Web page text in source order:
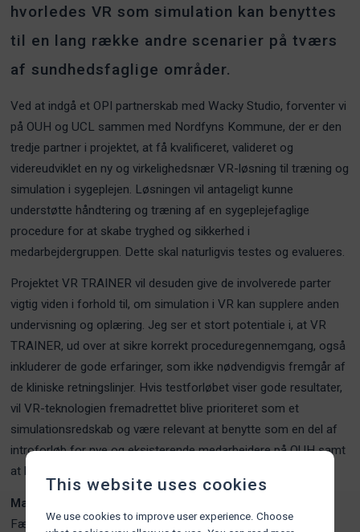
hvorledes VR som simulation kan benyttes
til en lang række andre scenarier på tværs
af sundhedsfaglige områder.
Ved at indgå et OPI partnerskab med Wacky Studio, forventer vi
på OUH og UCL sammen med Nordfyns Kommune, der er den
tredje partner i projektet, at få kvalificeret, valideret og
videreudviklet en ny og virkelighedsnær VR-løsning til træning og
simulation i sygeplejen. Løsningen vil antageligt kunne
understøtte håndtering og træning af en sygeplejefaglige
procedure for at skabe tryghed og sikkerhed i
medarbejdergruppen. Dette skal naturligvis testes og evalueres.
Projektet VR TRAINER vil desuden give de involverede parter
vigtig viden i forhold til, om simulation i VR kan supplere anden
undervisning og oplæring. Jeg ser et stort potentiale i, at VR
TRAINER, ud over at sikre korrekt proceduregennemgang, også
inkluderer de gode erfaringer, som ikke nødvendigvis fremgår af
de kliniske retningslinjer. Hvis testforløbet viser gode resultater,
vil VR-teknologien fremadrettet blive prioriteret som et
simulationsredskab og være relevant at benytte som en del af
introforløb for nye og eksisterende medarbejdere på OUH samt
at koble på den teoretiske undervisning på UCL.
Mads Thorup Langelund
Fælles Innovationskonsulent på OUH & UCL,
This website uses cookies
We use cookies to improve user experience. Choose